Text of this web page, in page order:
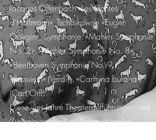
Jacques Offenbach «Les Contes
d'Hoffmann», Tschaikowski «Eugen
Onegin», Symphonie: «Mahler Symphonie
No. 2», «Mahler Symphonie No. 8»,
«Beethoven Symphonie No. 9 »,
«Requiem» (Verdi), «Carmina burana»
(Carl Orff).
Diese vier Jahre Theateraufführungen und
Zusammenarbeit mit internationalen